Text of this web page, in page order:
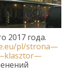
2017 года.
.eu/pl/strona—
klasztor—